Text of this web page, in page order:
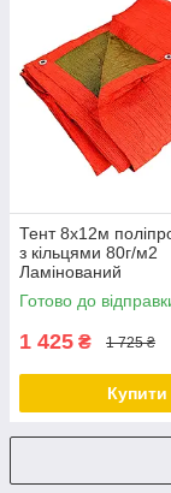
Тент 8х12м
з кільцями 80г/м2
Ламінований
вологозахищений.
зелений.
Готово до
1 425 ₴ 1 725 ₴
Купити